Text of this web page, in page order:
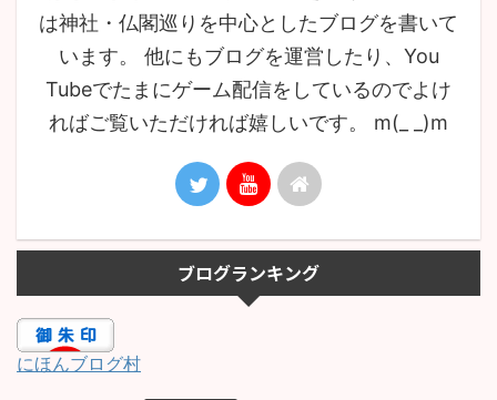
は神社・仏閣巡りを中心としたブログを書いて
います。 他にもブログを運営したり、You
Tubeでたまにゲーム配信をしているのでよけ
ればご覧いただければ嬉しいです。 m(_ _)m
ブログランキング
にほんブログ村